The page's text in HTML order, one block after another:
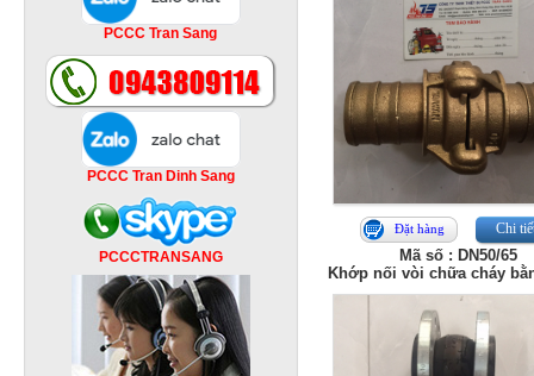
PCCC Tran Sang
PCCC Tran Dinh Sang
PCCCTRANSANG
Đặt hàng Chi
Mã số : DN50/65
Khớp nối vòi chữa cháy